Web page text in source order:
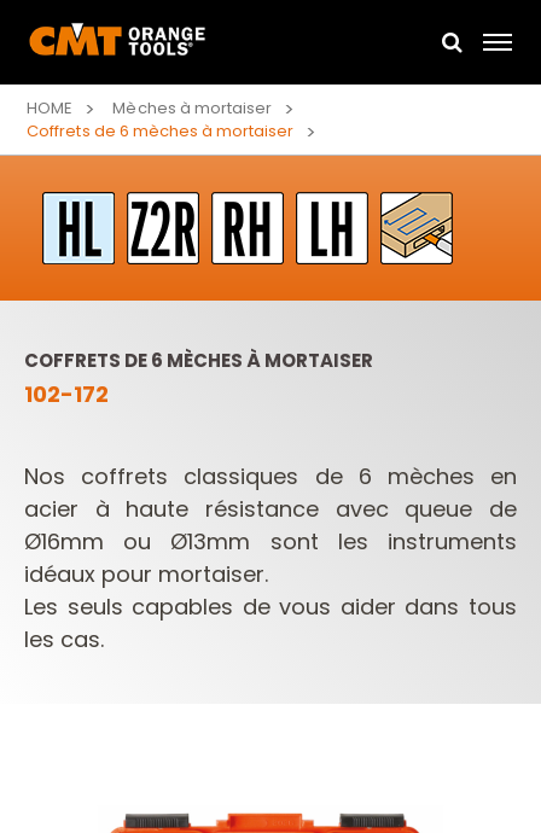
HOME
Mèches à mortaiser
Coffrets de 6 mèches à mortaiser
COFFRETS DE 6 MÈCHES À MORTAISER
102-172
Nos coffrets classiques de 6 mèches en
acier à haute résistance avec queue de
Ø16mm ou Ø13mm sont les instruments
idéaux pour mortaiser.
Les seuls capables de vous aider dans tous
les cas.